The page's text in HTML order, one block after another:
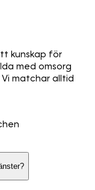
kunskap för
med omsorg
matchar alltid